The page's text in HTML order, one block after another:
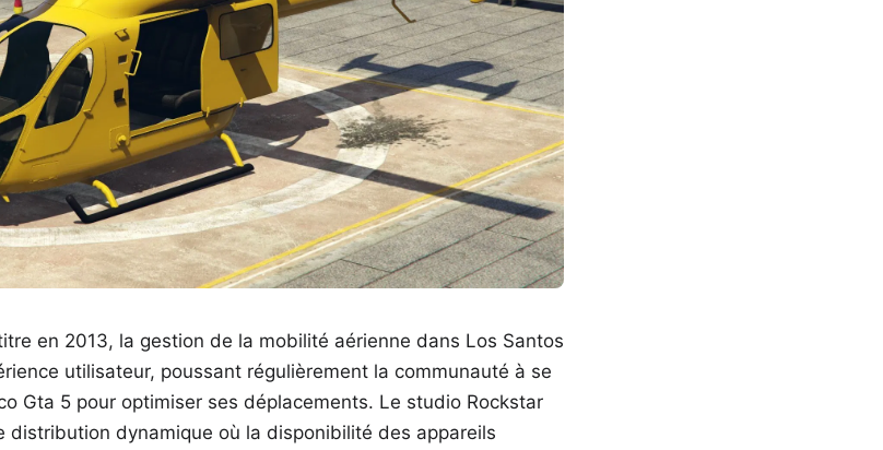
en 2013, la gestion de la mobilité aérienne dans Los Santos
utilisateur, poussant régulièrement la communauté à se
Gta 5 pour optimiser ses déplacements. Le studio Rockstar
distribution dynamique où la disponibilité des appareils